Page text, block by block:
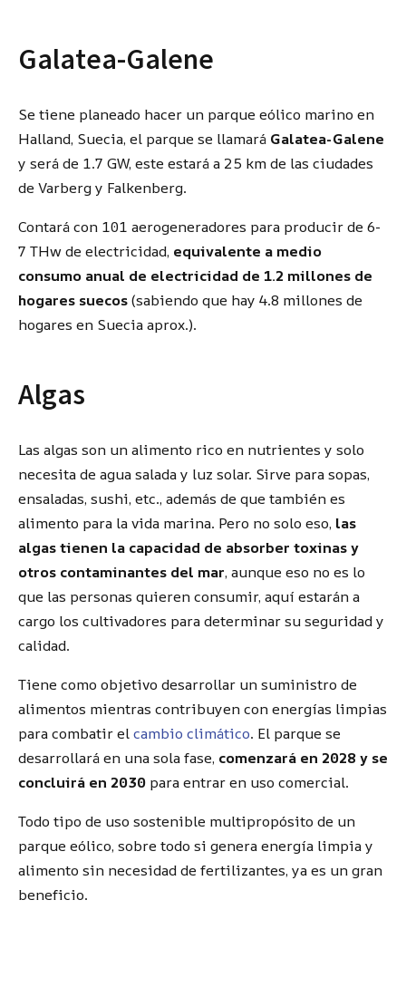
Galatea-Galene
Se tiene planeado hacer un parque eólico marino en
Halland, Suecia, el parque se llamará Galatea-Galene
y será de 1.7 GW, este estará a 25 km de las ciudades
de Varberg y Falkenberg.
Contará con 101 aerogeneradores para producir de 6-
7 THw de electricidad, equivalente a medio
consumo anual de electricidad de 1.2 millones de
hogares suecos(sabiendo que hay 4.8 millones de
hogares en Suecia aprox.).
Algas
Las algas son un alimento rico en nutrientes y solo
necesita de agua salada y luz solar. Sirve para sopas,
ensaladas, sushi, etc., además de que también es
alimento para la vida marina. Pero no solo eso, las
algas tienen la capacidad de absorber toxinas y
otros contaminantes del mar, aunque eso no es lo
que las personas quieren consumir, aquí estarán a
cargo los cultivadores para determinar su seguridad y
calidad.
Tiene como objetivo desarrollar un suministro de
alimentos mientras contribuyen con energías limpias
para combatir elcambio climático. El parque se
desarrollará en una sola fase, comenzará en 2028 y se
concluirá en 2030 para entrar en uso comercial.
Todo tipo de uso sostenible multipropósito de un
parque eólico, sobre todo si genera energía limpia y
alimento sin necesidad de fertilizantes, ya es un gran
beneficio.